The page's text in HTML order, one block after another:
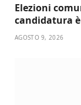
Elezioni
candidatura
AGOSTO 9, 2026